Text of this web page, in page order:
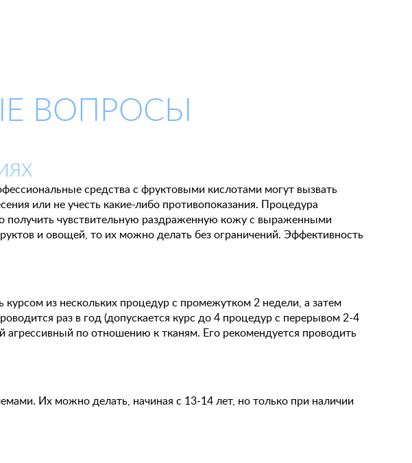
ВОПРОСЫ
средства с фруктовыми кислотами могут вызвать
или не учесть какие-либо противопоказания. Процедура
получить чувствительную раздраженную кожу с выраженными
и овощей, то их можно делать без ограничений. Эффективность
из нескольких процедур с промежутком 2 недели, а затем
раз в год (допускается курс до 4 процедур с перерывом 2-4
по отношению к тканям. Его рекомендуется проводить
Их можно делать, начиная с 13-14 лет, но только при наличии